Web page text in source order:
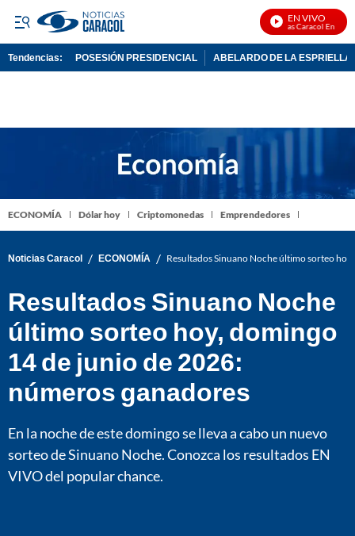
EN VIVO
Noticias Caracol En Vivo
Tendencias: POSESIÓN PRESIDENCIAL ABELARDO DE LA ESPRIELLA
ECONOMÍA Dólar hoy Criptomonedas Emprendedores
Noticias Caracol / ECONOMÍA / Resultados Sinuano Noche último sorteo
Resultados Sinuano Noche
último sorteo hoy, domingo
14 de junio de 2026:
números ganadores
En la noche de este domingo se lleva a cabo un nuevo
sorteo de Sinuano Noche. Conozca los resultados EN
VIVO del popular chance.